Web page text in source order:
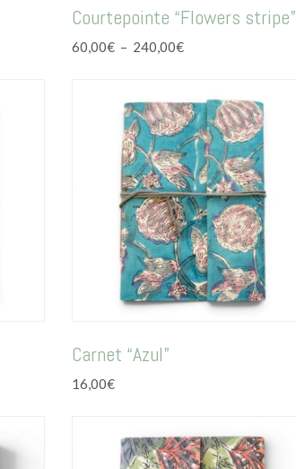
Courtepointe “Flowers stripe”
60,00€ – 240,00€Plage
60,00€
à
240,00€
Carnet “Azul”
16,00€